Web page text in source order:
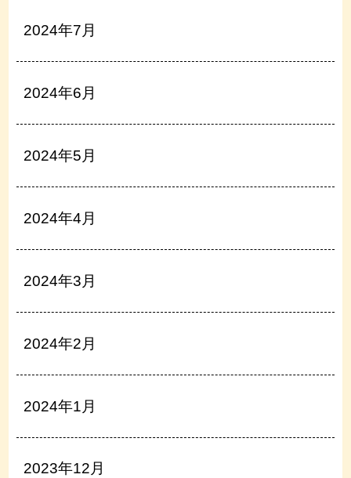
2024年7月
2024年6月
2024年5月
2024年4月
2024年3月
2024年2月
2024年1月
2023年12月